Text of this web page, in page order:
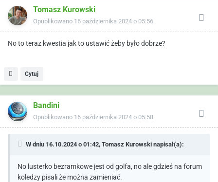
Tomasz Kurowski
Opublikowano 16 października 2024 o 05:56
No to teraz kwestia jak to ustawić żeby było dobrze?
Cytuj
Bandini
Opublikowano 16 października 2024 o 05:58
W dniu 16.10.2024 o 01:42, Tomasz Kurowski napisał(a):
No lusterko bezramkowe jest od golfa, no ale gdzieś na forum
koledzy pisali że można zamieniać.